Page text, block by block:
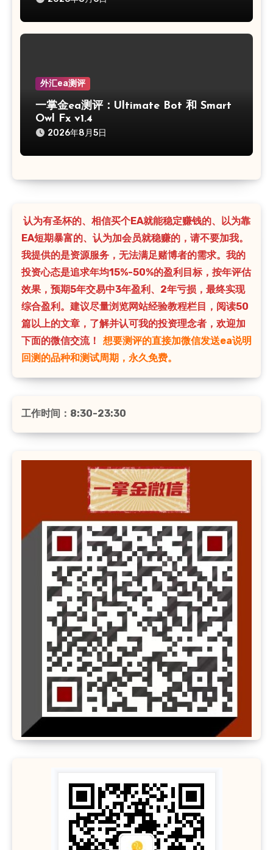
外汇ea测评
一掌金ea测评：Ultimate Bot 和 Smart
Owl Fx v1.4
2026年8月5日
认为有圣杯的、相信买个EA就能稳定赚钱的、以为靠
EA短期暴富的、认为加会员就稳赚的，请不要加我。
我提供的是资源服务，无法满足赌博者的需求。我的
投资心态是追求年均15%-50%的盈利目标，按年评估
效果，预期5年交易中3年盈利、2年亏损，最终实现
综合盈利。建议尽量浏览网站经验教程栏目，阅读50
篇以上的文章，了解并认可我的投资理念者，欢迎加
下面的微信交流！
想要测评的直接加微信发送ea说明
回测的品种和测试周期，永久免费。
工作时间：8:30-23:30